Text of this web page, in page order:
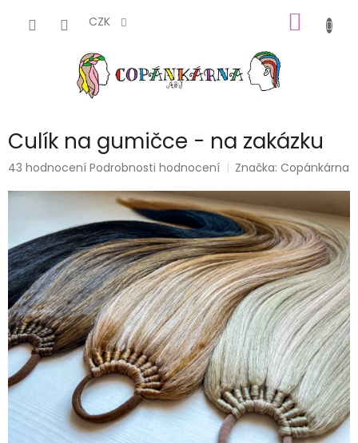
CZK
KOŠÍK
Culík na gumičce - na zakázku
Průměrné
produktu
z
5
hvězdiček.
43 hodnocení Podrobnosti hodnocení Značka:Copánkárna